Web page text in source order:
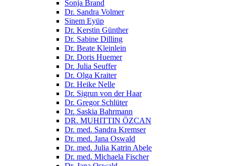
Sonja Brand
Dr. Sandra Volmer
Sinem Eyüp
Dr. Kerstin Günther
Dr. Sabine Dilling
Dr. Beate Kleinlein
Dr. Doris Huemer
Dr. Julia Seuffer
Dr. Olga Kraiter
Dr. Heike Nelle
Dr. Sigrun von der Haar
Dr. Gregor Schlüter
Dr. Saskia Bahrmann
DR. MUHITTIN ÖZCAN
Dr. med. Sandra Kremser
Dr. med. Jana Oswald
Dr. med. Julia Katrin Abele
Dr. med. Michaela Fischer